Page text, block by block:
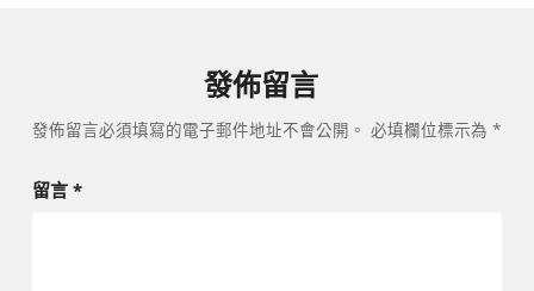
發佈留言
發佈留言必須填寫的電子郵件地址不會公開。 必填欄位標示為 *
留言 *